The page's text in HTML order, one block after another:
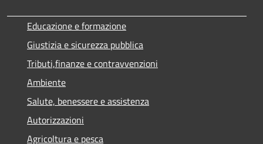
Educazione e formazione
Giustizia e sicurezza pubblica
Tributi,finanze e contravvenzioni
Ambiente
Salute, benessere e assistenza
Autorizzazioni
Agricoltura e pesca